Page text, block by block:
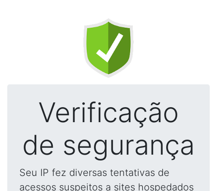
Verificação
de segurança
Seu IP fez diversas tentativas de
acessos suspeitos a sites hospedados